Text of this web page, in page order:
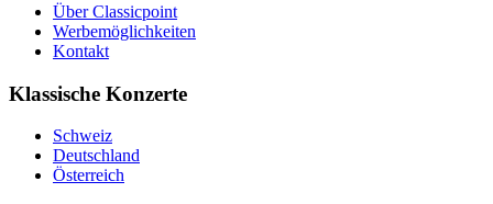
Über Classicpoint
Werbemöglichkeiten
Kontakt
Klassische Konzerte
Schweiz
Deutschland
Österreich